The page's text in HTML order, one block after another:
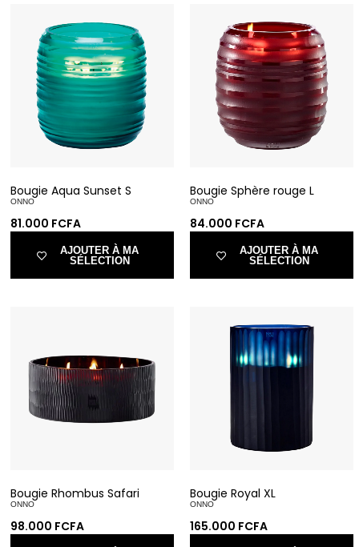
Bougie Aqua Sunset S
ONNO
81.000 FCFA
AJOUTER À MA
SÉLECTION
Bougie Sphère rouge L
ONNO
84.000 FCFA
AJOUTER À MA
SÉLECTION
Bougie Rhombus Safari
ONNO
98.000 FCFA
Bougie Royal XL
ONNO
165.000 FCFA